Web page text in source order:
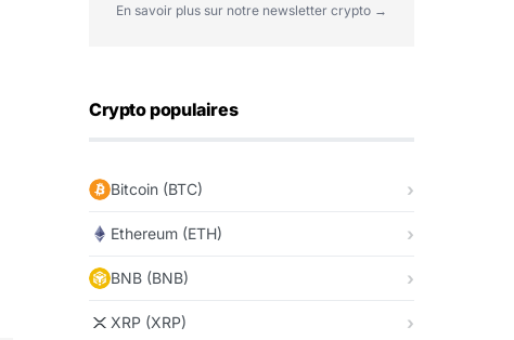
En savoir plus sur notre newsletter crypto →
Crypto populaires
Bitcoin (BTC)
Ethereum (ETH)
BNB (BNB)
XRP (XRP)